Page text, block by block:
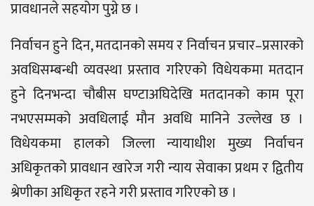
प्रावधानले सहयोग पुग्ने छ ।
निर्वाचन हुने दिन, मतदानको समय र निर्वाचन प्रचार–प्रसारको
अवधिसम्बन्धी व्यवस्था प्रस्ताव गरिएको विधेयकमा मतदान
हुने दिनभन्दा चौबीस घण्टाअघिदेखि मतदानको काम पूरा
नभएसम्मको अवधिलाई मौन अवधि मानिने उल्लेख छ ।
विधेयकमा हालको जिल्ला न्यायाधीश मुख्य निर्वाचन
अधिकृतको प्रावधान खारेज गरी न्याय सेवाका प्रथम र द्वितीय
श्रेणीका अधिकृत रहने गरी प्रस्ताव गरिएको छ ।